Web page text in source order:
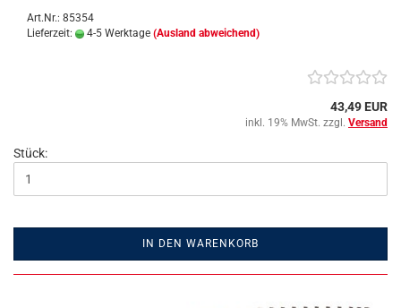
Art.Nr.: 85354
Lieferzeit:
4-5 Werktage (Ausland abweichend)
43,49 EUR
inkl. 19% MwSt. zzgl. Versand
Stück:
IN DEN WARENKORB